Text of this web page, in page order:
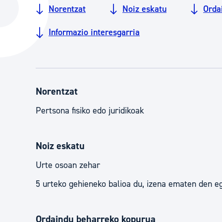
Hiria
Hiria orain
Etorkizuneko hiria
Kultur
Norentzat Noiz eskatu
Informazio interesgarria
Norentzat
Pertsona fisiko edo juridikoak
Noiz eskatu
Urte osoan zehar
5 urteko gehieneko balioa du, izena ematen den
Ordaindu beharreko kopurua